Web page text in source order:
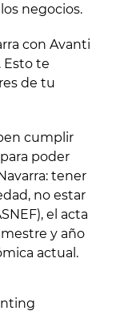
negocios.
con Avanti
Esto te
de tu
cumplir
poder
tener
no estar
el acta
y año
actual.